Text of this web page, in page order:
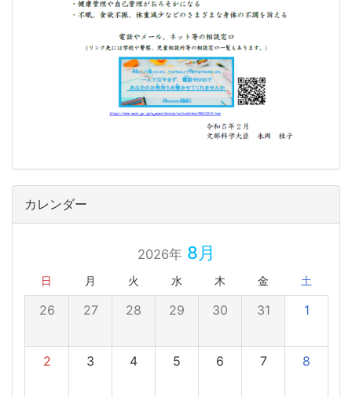
カレンダー
2026年8月
日 月 火 水 木 金 土
26 27 28 29 30 31 1
2 3 4 5 6 7 8